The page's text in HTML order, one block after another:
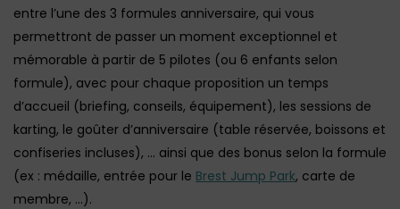
entre l’une des 3 formules anniversaire, qui vous
permettront de passer un moment exceptionnel et
mémorable à partir de 5 pilotes (ou 6 enfants selon
formule), avec pour chaque proposition un temps
d’accueil (briefing, conseils, équipement), les sessions de
karting, le goûter d’anniversaire (table réservée, boissons et
confiseries incluses), … ainsi que des bonus selon la formule
(ex : médaille, entrée pour le Brest Jump Park, carte de
membre, …).